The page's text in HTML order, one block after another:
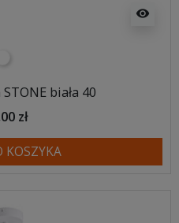
visibility
biała 40
zł
KOSZYKA